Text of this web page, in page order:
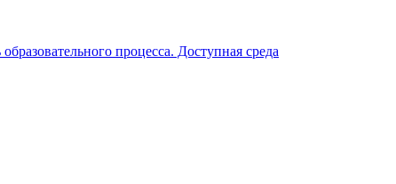
процесса. Доступная среда